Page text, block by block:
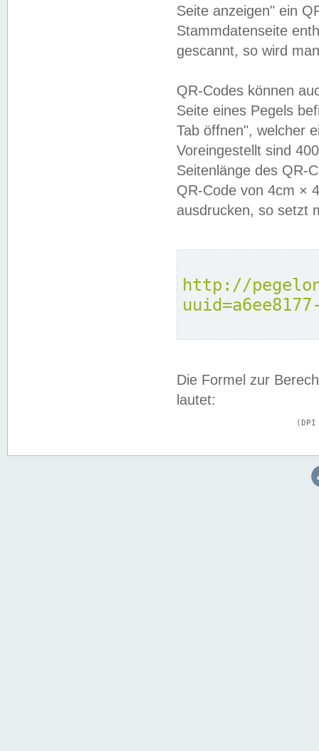
Seite anzeigen" ein
Stammdatenseite
gescannt, so wird
QR-Codes können
Seite eines Pegels
Tab öffnen", welcher
Voreingestellt sind
Seitenlänge des QR-
QR-Code von 4cm ×
ausdrucken, so setzt
http://
Die Formel zur
lautet: